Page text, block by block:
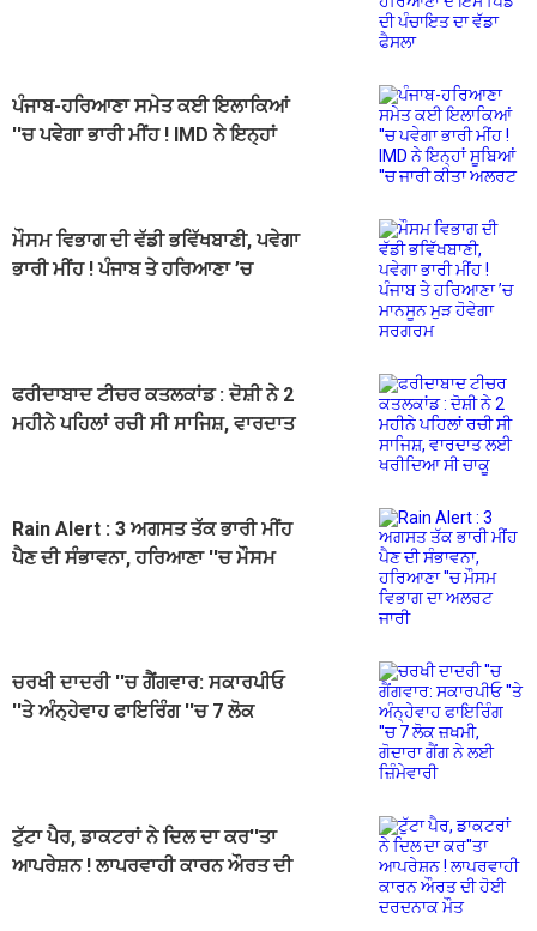
ਪੰਜਾਬ-ਹਰਿਆਣਾ ਸਮੇਤ ਕਈ ਇਲਾਕਿਆਂ
''ਚ ਪਵੇਗਾ ਭਾਰੀ ਮੀਂਹ ! IMD ਨੇ ਇਨ੍ਹਾਂ
ਮੌਸਮ ਵਿਭਾਗ ਦੀ ਵੱਡੀ ਭਵਿੱਖਬਾਣੀ, ਪਵੇਗਾ
ਭਾਰੀ ਮੀਂਹ ! ਪੰਜਾਬ ਤੇ ਹਰਿਆਣਾ ’ਚ
ਫਰੀਦਾਬਾਦ ਟੀਚਰ ਕਤਲਕਾਂਡ : ਦੋਸ਼ੀ ਨੇ 2
ਮਹੀਨੇ ਪਹਿਲਾਂ ਰਚੀ ਸੀ ਸਾਜਿਸ਼, ਵਾਰਦਾਤ
Rain Alert : 3 ਅਗਸਤ ਤੱਕ ਭਾਰੀ ਮੀਂਹ
ਪੈਣ ਦੀ ਸੰਭਾਵਨਾ, ਹਰਿਆਣਾ ''ਚ ਮੌਸਮ
ਚਰਖੀ ਦਾਦਰੀ ''ਚ ਗੈਂਗਵਾਰ: ਸਕਾਰਪੀਓ
''ਤੇ ਅੰਨ੍ਹੇਵਾਹ ਫਾਇਰਿੰਗ ''ਚ 7 ਲੋਕ
ਟੁੱਟਾ ਪੈਰ, ਡਾਕਟਰਾਂ ਨੇ ਦਿਲ ਦਾ ਕਰ''ਤਾ
ਆਪਰੇਸ਼ਨ ! ਲਾਪਰਵਾਹੀ ਕਾਰਨ ਔਰਤ ਦੀ